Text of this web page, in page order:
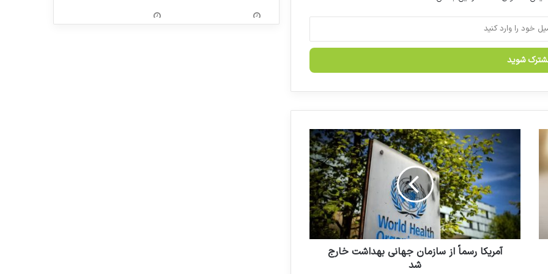
عمومی است
ترکیب شورای عالی بیمه باید تغییر کند
ی
ا
ر
س
م
آمریکا رسماً از سازمان جهانی بهداشت خارج
شد